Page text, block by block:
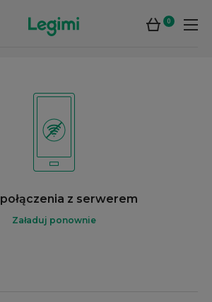
0
z serwerem
Załaduj ponownie